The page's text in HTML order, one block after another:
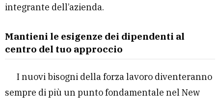
integrante dell’azienda.
Mantieni le esigenze dei dipendenti al
centro del tuo approccio
I nuovi bisogni della forza lavoro diventeranno
sempre di più un punto fondamentale nel New